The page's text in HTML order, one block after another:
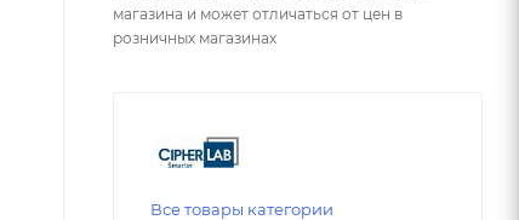
магазина и может отличаться от цен в
розничных магазинах
Все товары категории